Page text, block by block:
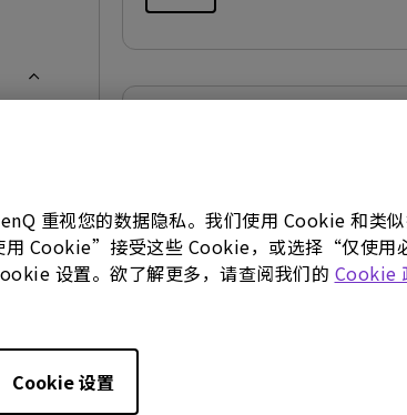
重视您的数据隐私。我们使用 Cookie 和类
用 Cookie”接受这些 Cookie，或选择“仅使用
设置。欲了解更多，请查阅我们的 Cookie
Cookie 设置
操作系统:
OS Version:Windows 10/11